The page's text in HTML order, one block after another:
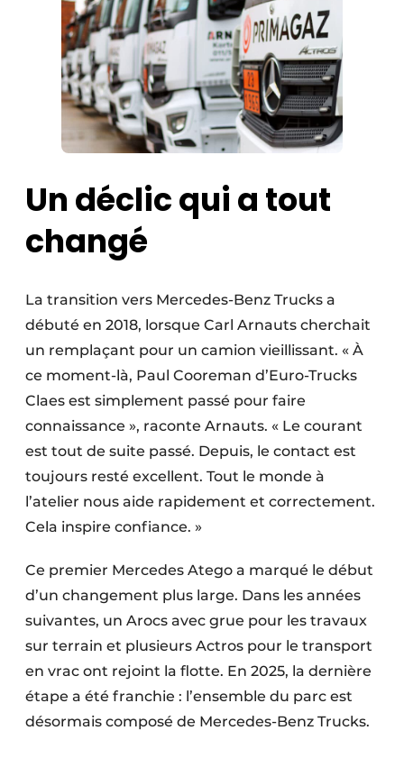
Un déclic qui a tout
changé
La transition vers Mercedes-Benz Trucks a
débuté en 2018, lorsque Carl Arnauts cherchait
un remplaçant pour un camion vieillissant. « À
ce moment-là, Paul Cooreman d’Euro-Trucks
Claes est simplement passé pour faire
connaissance », raconte Arnauts. « Le courant
est tout de suite passé. Depuis, le contact est
toujours resté excellent. Tout le monde à
l’atelier nous aide rapidement et correctement.
Cela inspire confiance. »
Ce premier Mercedes Atego a marqué le début
d’un changement plus large. Dans les années
suivantes, un Arocs avec grue pour les travaux
sur terrain et plusieurs Actros pour le transport
en vrac ont rejoint la flotte. En 2025, la dernière
étape a été franchie : l’ensemble du parc est
désormais composé de Mercedes-Benz Trucks.